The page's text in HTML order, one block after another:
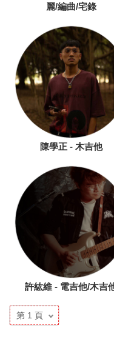
麗/編曲/宅錄
陳學正 - 木吉他
許紘維 - 電吉他/木吉